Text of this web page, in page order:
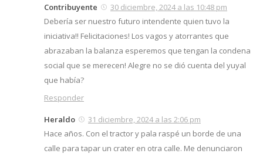
Contribuyente
30 diciembre, 2024 a las 10:48 pm
Debería ser nuestro futuro intendente quien tuvo la
iniciativa!! Felicitaciones! Los vagos y atorrantes que
abrazaban la balanza esperemos que tengan la condena
social que se merecen! Alegre no se dió cuenta del yuyal
que había?
Responder
Heraldo
31 diciembre, 2024 a las 2:06 pm
Hace años. Con el tractor y pala raspé un borde de una
calle para tapar un crater en otra calle. Me denunciaron